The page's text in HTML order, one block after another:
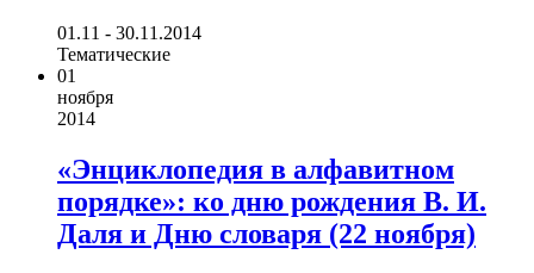
01.11 - 30.11.2014
Тематические
01
ноября
2014
«Энциклопедия в алфавитном
порядке»: ко дню рождения В. И.
Даля и Дню словаря (22 ноября)